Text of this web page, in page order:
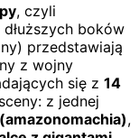
, czyli
boków
przedstawiają
z wojny
się z 14
z jednej
,